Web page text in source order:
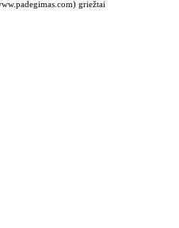
griežtai